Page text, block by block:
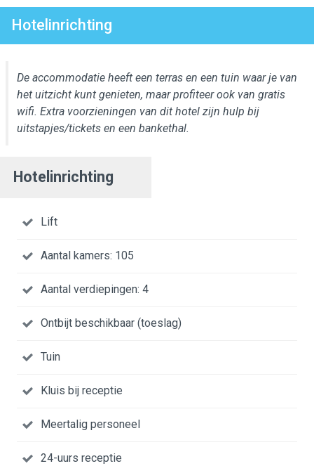
Hotelinrichting
De accommodatie heeft een terras en een tuin waar je van
het uitzicht kunt genieten, maar profiteer ook van gratis
wifi. Extra voorzieningen van dit hotel zijn hulp bij
uitstapjes/tickets en een bankethal.
Hotelinrichting
Lift
Aantal kamers: 105
Aantal verdiepingen: 4
Ontbijt beschikbaar (toeslag)
Tuin
Kluis bij receptie
Meertalig personeel
24-uurs receptie